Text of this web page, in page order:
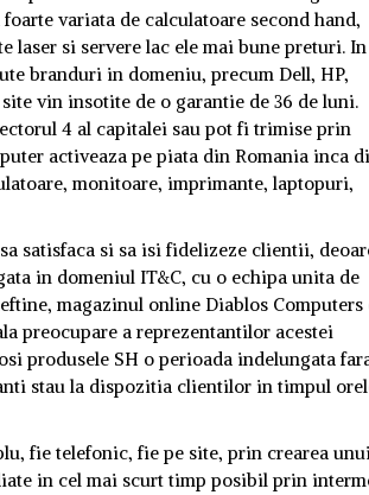
variata de calculatoare second hand,
si servere lac ele mai bune preturi.
branduri in domeniu, precum Dell, HP,
vin insotite de o garantie de 36 de luni.
4 al capitalei sau pot fi trimise prin
activeaza pe piata din Romania inca
monitoare, imprimante, laptopuri,
satisfaca si sa isi fidelizeze clientii,
in domeniul IT&C, cu o echipa unita de
magazinul online Diablos Computers
preocupare a reprezentantilor acestei
produsele SH o perioada indelungata
stau la dispozitia clientilor in timpul
fie telefonic, fie pe site, prin crearea
in cel mai scurt timp posibil prin